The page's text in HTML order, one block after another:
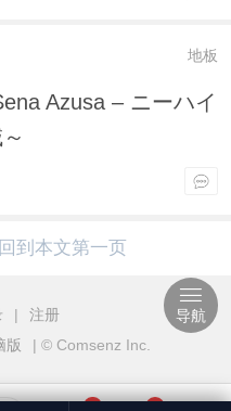
地板
Azusa – ニーハイ
3 1
到本文第一页
|
注册
版 | © Comsenz Inc.
导航